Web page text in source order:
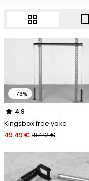
grid_view crop_portrait
-73%
star 4.9
Kingsbox free yoke
49.49 € 187.12 €